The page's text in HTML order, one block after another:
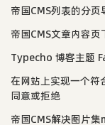
帝国CMS列表的分
帝国CMS文章内容
Typecho 博客主题
在网站上实现一个符
同意或拒绝
帝国CMS解决图片